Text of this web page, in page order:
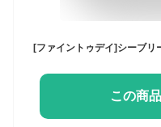
この商